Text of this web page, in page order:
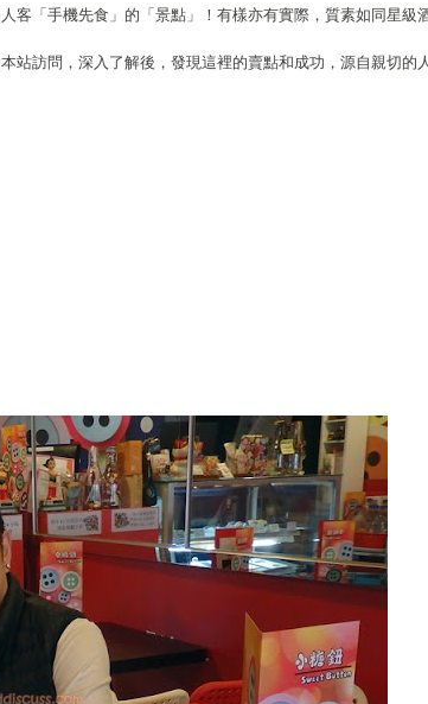
客「手機先食」的「景點」！有樣亦有實際，質素如同星級
站訪問，深入了解後，發現這裡的賣點和成功，源自親切的